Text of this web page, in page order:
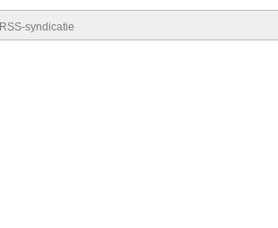
RSS-syndicatie